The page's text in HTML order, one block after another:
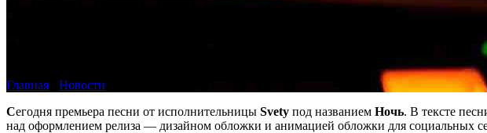
Главная Новости
Сегодня премьера песни от исполнительницы Svety под названием Ночь. В тексте
над оформлением релиза — дизайном обложки и анимацией обложки для социальных